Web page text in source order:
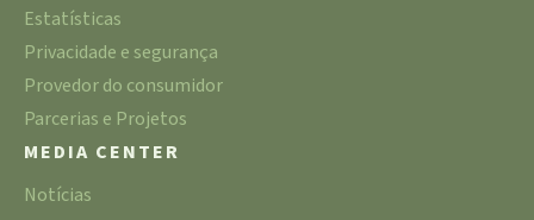
Estatísticas
Privacidade e segurança
Provedor do consumidor
Parcerias e Projetos
MEDIA CENTER
Notícias